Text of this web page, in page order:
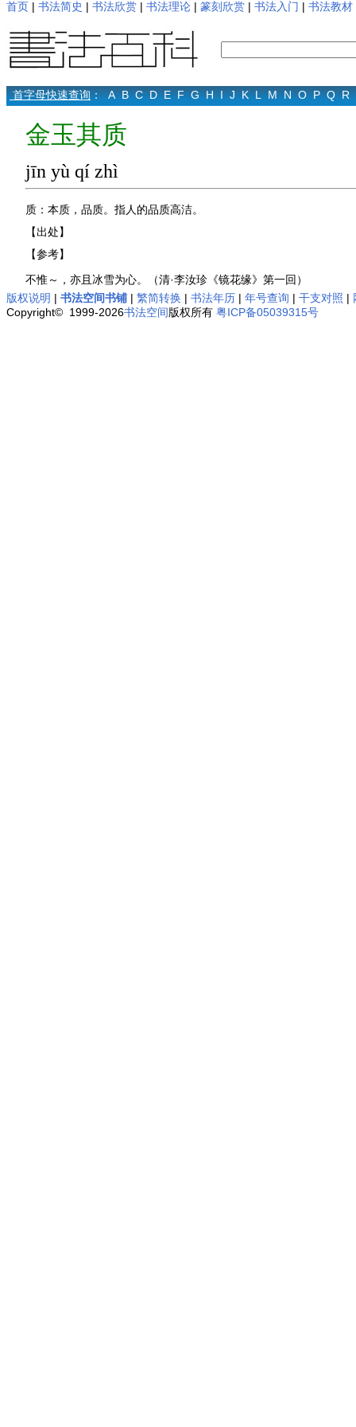
首页 | 书法简史 | 书法欣赏 | 书法理论 | 篆刻欣赏 | 书法入门 | 书法教材
首字母快速查询： A B C D E F G H I J K L M N O P Q R
金玉其质
jīn yù qí zhì
质：本质，品质。指人的品质高洁。
【出处】
【参考】
不惟～，亦且冰雪为心。（清·李汝珍《镜花缘》第一回）
版权说明 | 书法空间书铺 | 繁简转换 | 书法年历 | 年号查询 | 干支对照 |
Copyright© 1999-2026书法空间版权所有 粤ICP备05039315号